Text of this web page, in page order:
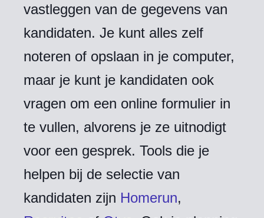
vastleggen van de gegevens van
kandidaten. Je kunt alles zelf
noteren of opslaan in je computer,
maar je kunt je kandidaten ook
vragen om een online formulier in
te vullen, alvorens je ze uitnodigt
voor een gesprek. Tools die je
helpen bij de selectie van
kandidaten zijn Homerun,